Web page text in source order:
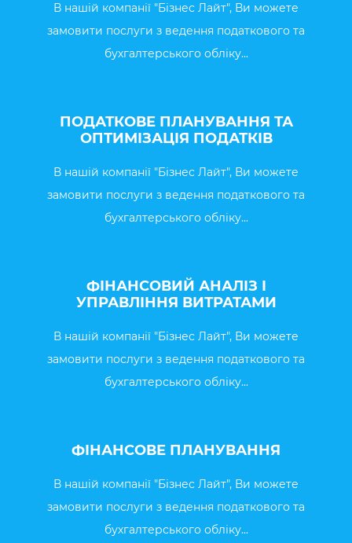
В нашій компанії "Бізнес Лайт", Ви можете
замовити послуги з ведення податкового та
бухгалтерського обліку...
ПОДАТКОВЕ ПЛАНУВАННЯ ТА
ОПТИМІЗАЦІЯ ПОДАТКІВ
В нашій компанії "Бізнес Лайт", Ви можете
замовити послуги з ведення податкового та
бухгалтерського обліку...
ФІНАНСОВИЙ АНАЛІЗ І
УПРАВЛІННЯ ВИТРАТАМИ
В нашій компанії "Бізнес Лайт", Ви можете
замовити послуги з ведення податкового та
бухгалтерського обліку...
ФІНАНСОВЕ ПЛАНУВАННЯ
В нашій компанії "Бізнес Лайт", Ви можете
замовити послуги з ведення податкового та
бухгалтерського обліку...